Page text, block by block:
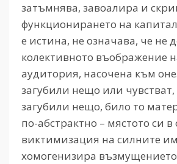
затъмнява, завоалира и
функционирането на
е истина, не означава, че не
колективното въображение
аудитория, насочена към
загубили нещо или чувстват,
загубили нещо, било то
по-абстрактно – мястото си в
виктимизация на силните
хомогенизира